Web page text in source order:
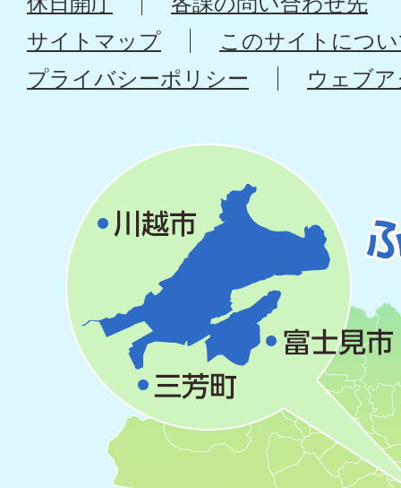
サイトマップ
このサイトにつ
プライバシーポリシー
ウェブ